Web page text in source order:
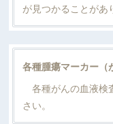
が見つかることがあ
各種腫瘍マーカー
各種がんの血液検
さい。